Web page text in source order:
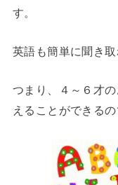
す。
英語も簡単に聞き取
つまり、４～６才
えることができるの